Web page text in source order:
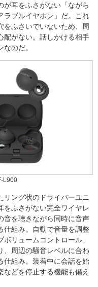
が耳をふさがない「ながら
ラブルイヤホン」だ。これ
をふさいでいないため、周
配がない。話しかける相手
のだ。
L900
リング状のドライバーユニ
をふさがない完全ワイヤレ
音を聴きながら同時に音声
仕組み。自動で音量を調整
リュームコントロール」
、周辺の騒音レベルに合わ
仕組み。装着中に会話を始
などを停止する機能も備え